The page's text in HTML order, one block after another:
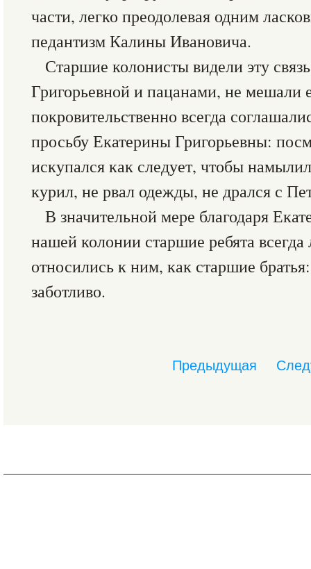
части, легко преодолевая одним
педантизм Калины Ивановича.
Старшие колонисты видели эту
Григорьевной и пацанами, не мешали
покровительственно всегда
просьбу Екатерины Григорьевны:
искупался как следует, чтобы
курил, не рвал одежды, не дрался с
В значительной мере благодаря
нашей колонии старшие ребята
относились к ним, как старшие
заботливо.
Предыдущая